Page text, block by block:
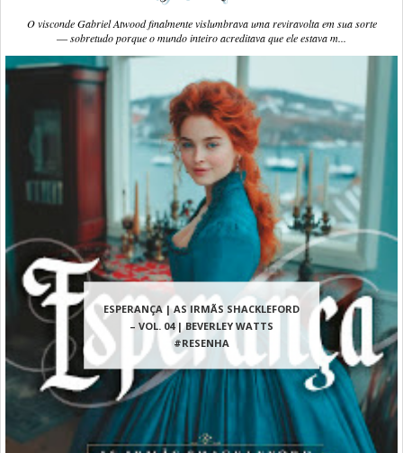
ESPERANÇA | AS IRMÃS SHACKLEFORD
– VOL. 04 | BEVERLEY WATTS
#RESENHA
O visconde Gabriel Atwood finalmente vislumbrava uma reviravolta em sua sorte
― sobretudo porque o mundo inteiro acreditava que ele estava m...